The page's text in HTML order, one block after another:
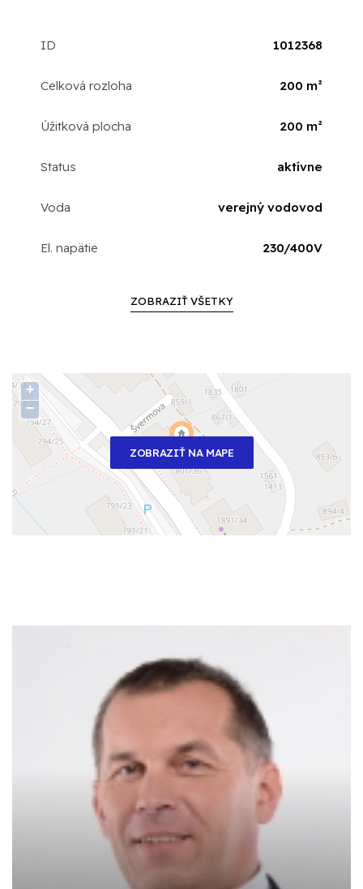
ID 1012368
Celková rozloha 200 m²
Úžitková plocha 200 m²
Status aktívne
Voda verejný vodovod
El. napätie 230/400V
ZOBRAZIŤ VŠETKY
ZOBRAZIŤ NA MAPE
+
−